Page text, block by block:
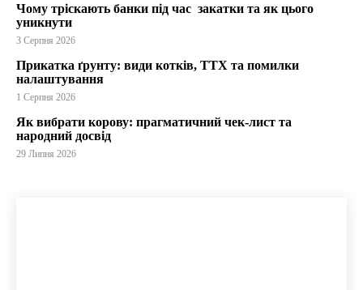
Чому тріскають банки під час закатки та як цього
уникнути
3 Серпня 2026
Прикатка ґрунту: види котків, ТТХ та помилки
налаштування
1 Серпня 2026
Як вибрати корову: прагматичний чек-лист та
народний досвід
29 Липня 2026